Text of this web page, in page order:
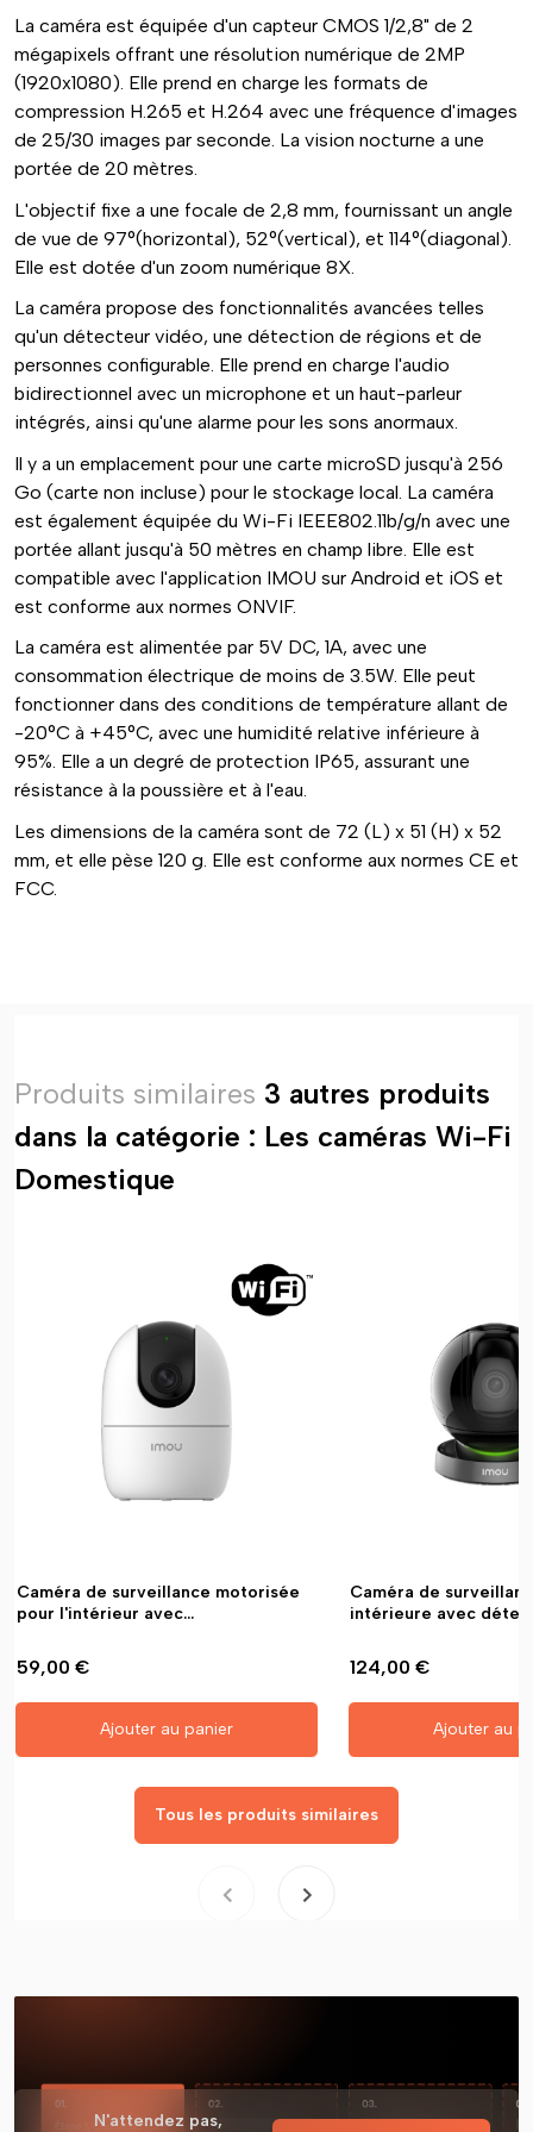
La caméra est équipée d'un capteur CMOS 1/2,8" de 2
mégapixels offrant une résolution numérique de 2MP
(1920x1080). Elle prend en charge les formats de
compression H.265 et H.264 avec une fréquence d'images
de 25/30 images par seconde. La vision nocturne a une
portée de 20 mètres.
L'objectif fixe a une focale de 2,8 mm, fournissant un angle
de vue de 97°(horizontal), 52°(vertical), et 114°(diagonal).
Elle est dotée d'un zoom numérique 8X.
La caméra propose des fonctionnalités avancées telles
qu'un détecteur vidéo, une détection de régions et de
personnes configurable. Elle prend en charge l'audio
bidirectionnel avec un microphone et un haut-parleur
intégrés, ainsi qu'une alarme pour les sons anormaux.
Il y a un emplacement pour une carte microSD jusqu'à 256
Go (carte non incluse) pour le stockage local. La caméra
est également équipée du Wi-Fi IEEE802.11b/g/n avec une
portée allant jusqu'à 50 mètres en champ libre. Elle est
compatible avec l'application IMOU sur Android et iOS et
est conforme aux normes ONVIF.
La caméra est alimentée par 5V DC, 1A, avec une
consommation électrique de moins de 3.5W. Elle peut
fonctionner dans des conditions de température allant de
-20°C à +45°C, avec une humidité relative inférieure à
95%. Elle a un degré de protection IP65, assurant une
résistance à la poussière et à l'eau.
Les dimensions de la caméra sont de 72 (L) x 51 (H) x 52
mm, et elle pèse 120 g. Elle est conforme aux normes CE et
FCC.
Produits similaires 3 autres produits
dans la catégorie : Les caméras Wi-Fi
Domestique
Caméra de surveillance motorisée
pour l'intérieur avec...
59,00 €
Ajouter au panier
Caméra de
intérieure avec
124,00 €
Ajouter au
Tous les produits similaires
N'attendez pas,